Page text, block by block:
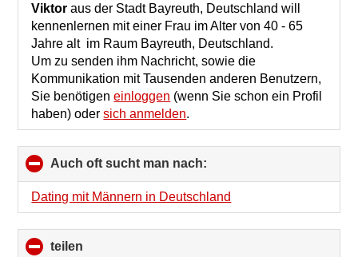
collapse
contents
Viktor aus der Stadt Bayreuth, Deutschland will
kennenlernen mit einer Frau im Alter von 40 - 65
Jahre alt im Raum Bayreuth, Deutschland.
Um zu senden ihm Nachricht, sowie die
Kommunikation mit Tausenden anderen Benutzern,
Sie benötigeneinloggen (wenn Sie schon ein Profil
haben) odersich anmelden.
Auch oft sucht man nach:
to
collapse
contents
Dating mit Männern in Deutschland
teilen